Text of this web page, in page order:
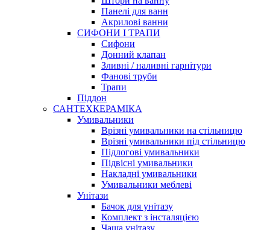
Панелі для ванн
Акрилові ванни
СИФОНИ І ТРАПИ
Сифони
Донний клапан
Зливні / наливні гарнітури
Фанові труби
Трапи
Піддон
САНТЕХКЕРАМІКА
Умивальники
Врізні умивальники на стільницю
Врізні умивальники під стільницю
Підлогові умивальники
Підвісні умивальники
Накладні умивальники
Умивальники меблеві
Унітази
Бачок для унітазу
Комплект з інсталяцією
Чаша унітазу